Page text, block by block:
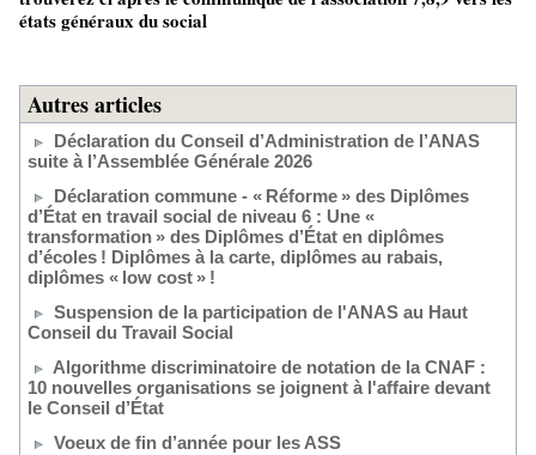
états généraux du social
Autres articles
Déclaration du Conseil d’Administration de l’ANAS
suite à l’Assemblée Générale 2026
Déclaration commune - « Réforme » des Diplômes
d’État en travail social de niveau 6 : Une «
transformation » des Diplômes d’État en diplômes
d’écoles ! Diplômes à la carte, diplômes au rabais,
diplômes « low cost » !
Suspension de la participation de l'ANAS au Haut
Conseil du Travail Social
Algorithme discriminatoire de notation de la CNAF :
10 nouvelles organisations se joignent à l'affaire devant
le Conseil d’État
Voeux de fin d’année pour les ASS